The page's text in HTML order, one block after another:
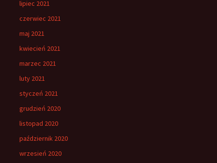
lipiec 2021
czerwiec 2021
maj 2021
kwiecień 2021
marzec 2021
luty 2021
styczeń 2021
grudzień 2020
listopad 2020
październik 2020
wrzesień 2020